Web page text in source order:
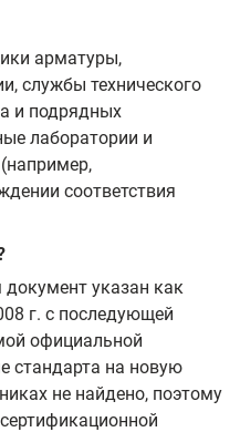
арматуры,
службы технического
и подрядных
лаборатории и
соответствия
указан как
г. с последующей
официальной
стандарта на новую
не найдено, поэтому